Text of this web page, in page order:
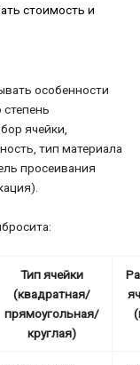
стоимость и
особенности
ячейки,
тип материала
просеивания
Тип ячейки
(квадратная/
прямоугольная/
круглая)